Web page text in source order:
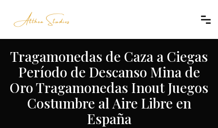
Tragamonedas de Caza a Ciegas
Período de Descanso Mina de
Oro Tragamonedas Inout Juegos
Costumbre al Aire Libre en
España